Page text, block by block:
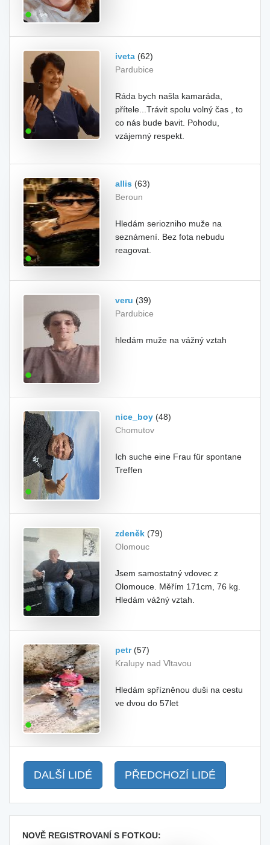
iveta (62)
Pardubice
Ráda bych našla kamaráda,
přítele...Trávit spolu volný čas , to
co nás bude bavit. Pohodu,
vzájemný respekt.
allis (63)
Beroun
Hledám seriozniho muže na
seznámení. Bez fota nebudu
reagovat.
veru (39)
Pardubice
hledám muže na vážný vztah
nice_boy (48)
Chomutov
Ich suche eine Frau für spontane
Treffen
zdeněk (79)
Olomouc
Jsem samostatný vdovec z
Olomouce. Měřím 171cm, 76 kg.
Hledám vážný vztah.
petr(57)
Kralupy nad Vltavou
Hledám spřízněnou duši na cestu
ve dvou do 57let
DALŠÍ LIDÉ PŘEDCHOZÍ LIDÉ
NOVĚ REGISTROVANÍ S FOTKOU: